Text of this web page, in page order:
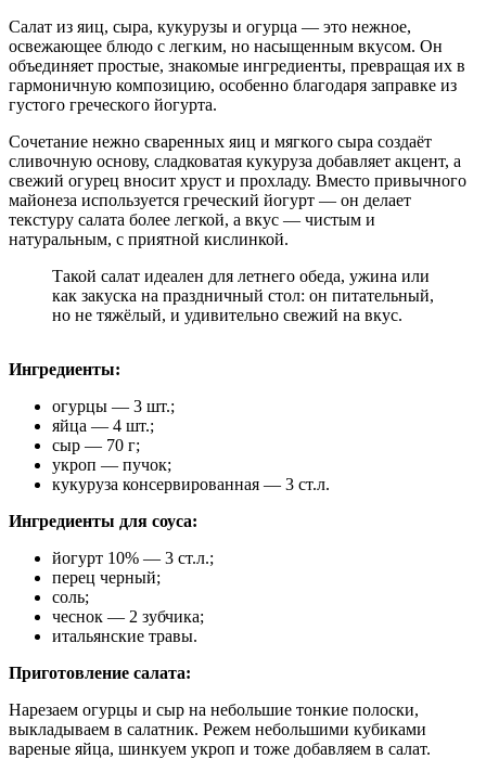
Салат из яиц, сыра, кукурузы и огурца — это нежное,
освежающее блюдо с легким, но насыщенным вкусом. Он
объединяет простые, знакомые ингредиенты, превращая их в
гармоничную композицию, особенно благодаря заправке из
густого греческого йогурта.
Сочетание нежно сваренных яиц и мягкого сыра создаёт
сливочную основу, сладковатая кукуруза добавляет акцент, а
свежий огурец вносит хруст и прохладу. Вместо привычного
майонеза используется греческий йогурт — он делает
текстуру салата более легкой, а вкус — чистым и
натуральным, с приятной кислинкой.
Такой салат идеален для летнего обеда, ужина или
как закуска на праздничный стол: он питательный,
но не тяжёлый, и удивительно свежий на вкус.
Ингредиенты:
огурцы — 3 шт.;
яйца — 4 шт.;
сыр — 70 г;
укроп — пучок;
кукуруза консервированная — 3 ст.л.
Ингредиенты для соуса:
йогурт 10% — 3 ст.л.;
перец черный;
соль;
чеснок — 2 зубчика;
итальянские травы.
Приготовление салата:
Нарезаем огурцы и сыр на небольшие тонкие полоски,
выкладываем в салатник. Режем небольшими кубиками
вареные яйца, шинкуем укроп и тоже добавляем в салат.